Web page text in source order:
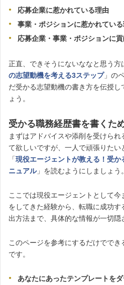
応募企業に惹かれている理由
事業・ポジションに惹かれてい
応募企業・事業・ポジションに
正直、できそうにないななと思う方
の志望動機を考える3ステップ」の
だ受かる志望動機の書き方を伝授
ょう。
受かる職務経歴書を書くた
まずはアドバイスや添削を受けら
て欲しいですが、一人で頑張りたい
「現役エージェントが教える！受
ニュアル」を読むようにしましょう。
ここでは現役エージェントとして
をしてきた経験から、転職に成功
出方法まで、具体的な情報が一切隠
このページを参考にするだけでで
です。
あなたにあったテンプレートを